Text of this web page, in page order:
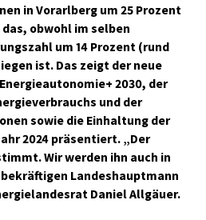
in Vorarlberg um 25 Prozent
obwohl im selben
um 14 Prozent (rund
ist. Das zeigt der neue
2030, der
und der
sowie die Einhaltung der
2024 präsentiert. „Der
Wir werden ihn auch in
Landeshauptmann
Daniel Allgäuer.